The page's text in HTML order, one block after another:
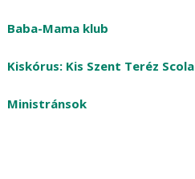
Baba-Mama klub
Kiskórus: Kis Szent Teréz Scola
Ministránsok